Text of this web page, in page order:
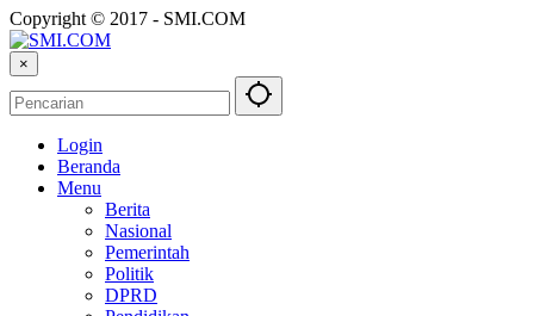
Copyright © 2017 - SMI.COM
×
Login
Beranda
Menu
Berita
Nasional
Pemerintah
Politik
DPRD